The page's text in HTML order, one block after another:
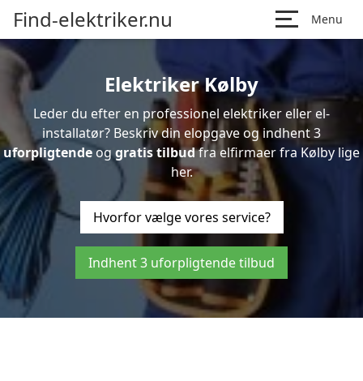
Find-elektriker.nu Menu
Elektriker Kølby
Leder du efter en professionel elektriker eller el-
installatør? Beskriv din elopgave og indhent 3
uforpligtendeoggratis tilbudfra elfirmaer fra Kølby lige
her.
Hvorfor vælge vores service?
Indhent 3 uforpligtende tilbud